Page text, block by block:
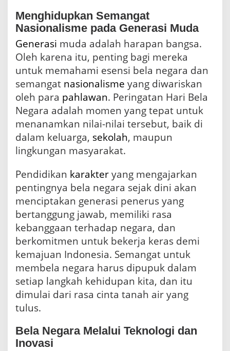
Menghidupkan Semangat
Nasionalisme pada Generasi Muda
Generasi muda adalah harapan bangsa.
Oleh karena itu, penting bagi mereka
untuk memahami esensi bela negara dan
semangat nasionalisme yang diwariskan
oleh para pahlawan. Peringatan Hari Bela
Negara adalah momen yang tepat untuk
menanamkan nilai-nilai tersebut, baik di
dalam keluarga, sekolah, maupun
lingkungan masyarakat.
Pendidikan karakteryang mengajarkan
pentingnya bela negara sejak dini akan
menciptakan generasi penerus yang
bertanggung jawab, memiliki rasa
kebanggaan terhadap negara, dan
berkomitmen untuk bekerja keras demi
kemajuan Indonesia. Semangat untuk
membela negara harus dipupuk dalam
setiap langkah kehidupan kita, dan itu
dimulai dari rasa cinta tanah air yang
tulus.
Bela Negara Melalui Teknologi dan
Inovasi